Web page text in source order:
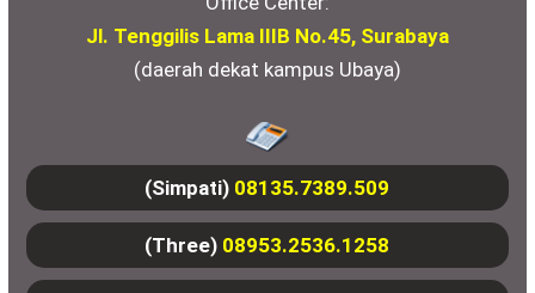
Jl. Tenggilis Lama IIIB No.45, Surabaya
(daerah dekat kampus Ubaya)
(Simpati) 08135.7389.509
(Three) 08953.2536.1258